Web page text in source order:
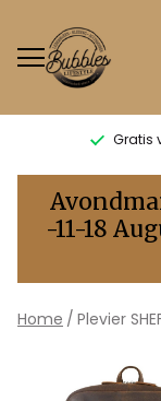
Gratis
Plevier
16
INCH
-11-18
Home Plevier